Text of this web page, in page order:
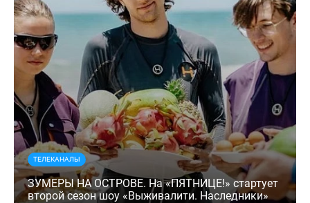
ТЕЛЕКАНАЛЫ
ЗУМЕРЫ НА ОСТРОВЕ. На «ПЯТНИЦЕ!» стартует
второй сезон шоу «Выживалити. Наследники»